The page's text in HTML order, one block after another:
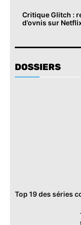
Critique Glitch :
d’ovnis sur
DOSSIERS
Top 19 des séries